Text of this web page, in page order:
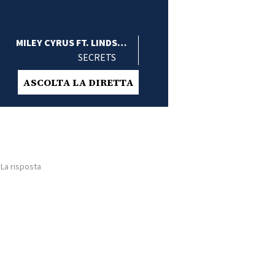
MILEY CYRUS FT. LINDSEY
& MICK FLEETWOOD
SECRETS
ASCOLTA LA DIRETTA
risposta